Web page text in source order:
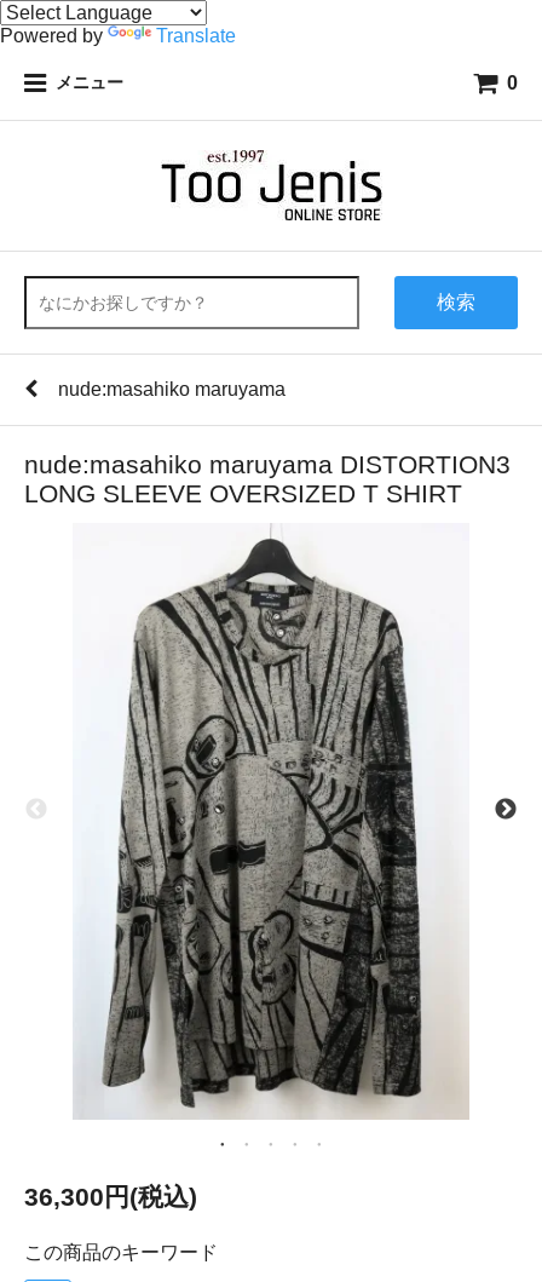
Powered by Translate
メニュー 0
検索
nude:masahiko maruyama
nude:masahiko maruyama DISTORTION3
LONG SLEEVE OVERSIZED T SHIRT
36,300円(税込)
この商品のキーワード